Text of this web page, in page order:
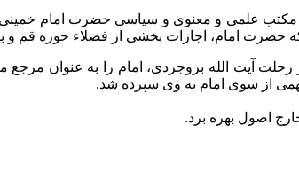
حضرت امام، اجازات بخشى از فضلاء حوزه قم و
رحلت آیت الله بروجردى، امام را به عنوان
از سوى امام به وى سپرده شد.
اصول بهره برد.